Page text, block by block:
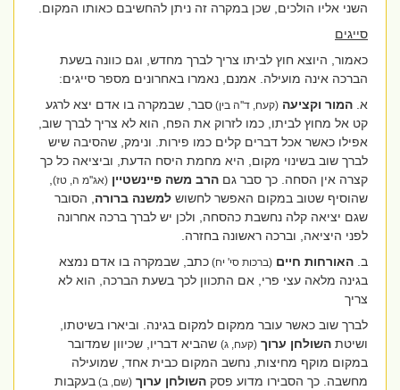
השני אליו הולכים, שכן במקרה זה ניתן להחשיבם כאותו המקום.
סייגים
כאמור, היוצא חוץ לביתו צריך לברך מחדש, וגם כוונה בשעת
הברכה אינה מועילה. אמנם, נאמרו באחרונים מספר סייגים:
א.המור וקציעה (קעח, ד''ה בין)סבר, שבמקרה בו אדם יצא לרגע
קט אל מחוץ לביתו, כמו לזרוק את הפח, הוא לא צריך לברך שוב,
אפילו כאשר אכל דברים קלים כמו פירות. ונימק, שהסיבה שיש
לברך שוב בשינוי מקום, היא מחמת היסח הדעת, וביציאה כל כך
קצרה אין הסחה. כך סבר גםהרב משה פיינשטיין (אג''מ ה, טז),
שהוסיף שטוב במקום האפשר לחשושלמשנה ברורה, הסובר
שגם יציאה קלה נחשבת כהסחה, ולכן יש לברך ברכה אחרונה
לפני היציאה, וברכה ראשונה בחזרה.
ב.האורחות חיים (ברכות סי' יח)כתב, שבמקרה בו אדם נמצא
בגינה מלאה עצי פרי, אם התכוון לכך בשעת הברכה, הוא לא
צריך
לברך שוב כאשר עובר ממקום למקום בגינה. וביארו בשיטתו,
ושיטתהשולחן ערוך (קעח, ג) שהביא דבריו, שכיוון שמדובר
במקום מוקף מחיצות, נחשב המקום כבית אחד, שמועילה
מחשבה. כך הסבירו מדוע פסקהשולחן ערוך (שם, ב) בעקבות